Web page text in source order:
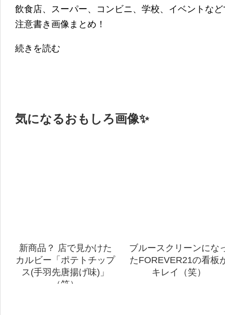
飲食店、スーパー、コンビニ、学校、イベントな
注意書き画像まとめ！
続きを読む
気になるおもしろ画像✨
新商品？ 店で見かけた
カルビー「ポテトチップ
ス(手羽先唐揚げ味)」
（笑）
ブルースクリーンにな
たFOREVER21の看板
キレイ（笑）